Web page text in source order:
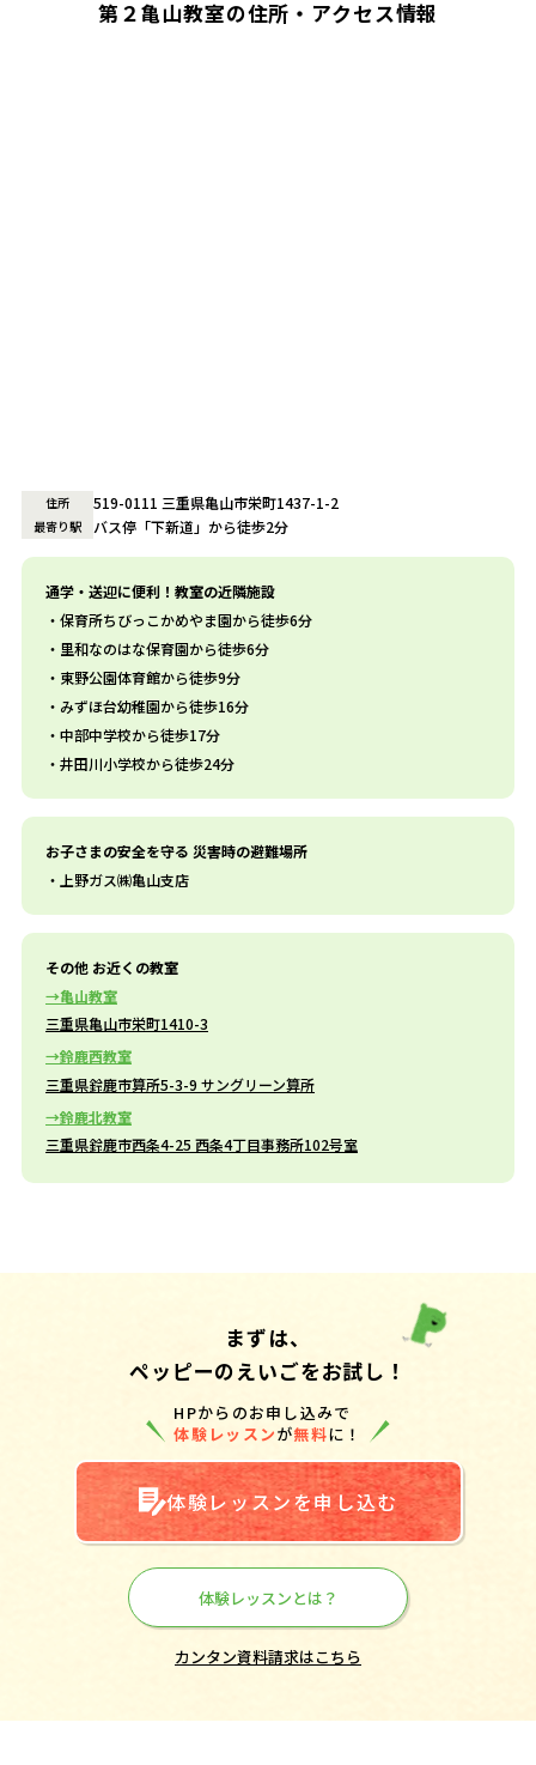
第２亀山教室の住所・アクセス情報
住所 519-0111 三重県亀山市栄町1437-1-2
最寄り駅 バス停「下新道」から徒歩2分
通学・送迎に便利！教室の近隣施設
保育所ちびっこかめやま園から徒歩6分
里和なのはな保育園から徒歩6分
東野公園体育館から徒歩9分
みずほ台幼稚園から徒歩16分
中部中学校から徒歩17分
井田川小学校から徒歩24分
お子さまの安全を守る 災害時の避難場所
上野ガス㈱亀山支店
その他 お近くの教室
亀山教室
三重県亀山市栄町1410-3
鈴鹿西教室
三重県鈴鹿市算所5-3-9 サングリーン算所
鈴鹿北教室
三重県鈴鹿市西条4-25 西条4丁目事務所102号室
まずは、
ペッピーのえいごをお試し！
HPからのお申し込みで
体験レッスンが無料に！
体験レッスンを申し込む
体験レッスンとは？
カンタン資料請求はこちら